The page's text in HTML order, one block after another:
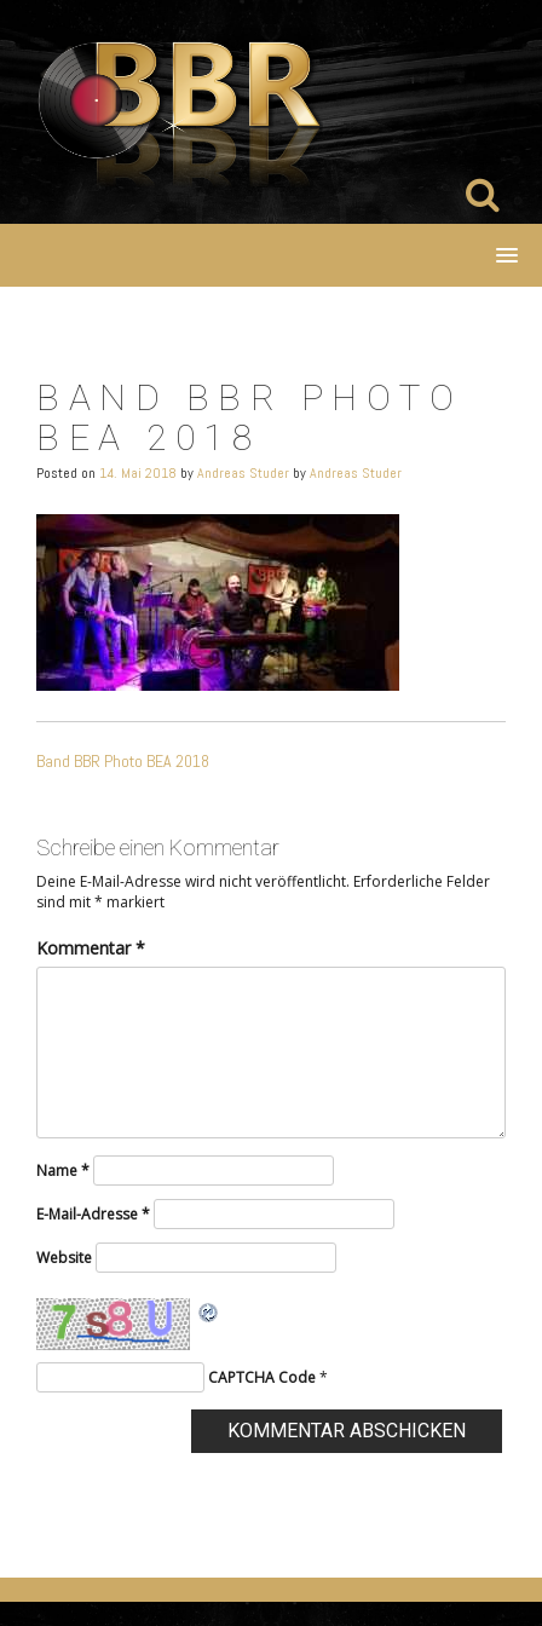
to
content
BAND BBR PHOTO
BEA 2018
Posted on 14. Mai 2018 byAndreas Studer byAndreas Studer
Band BBR Photo BEA 2018
Schreibe einen Kommentar
Deine E-Mail-Adresse wird nicht veröffentlicht. Erforderliche Felder
sind mit* markiert
Kommentar*
Name*
E-Mail-Adresse*
Website
CAPTCHA Code*